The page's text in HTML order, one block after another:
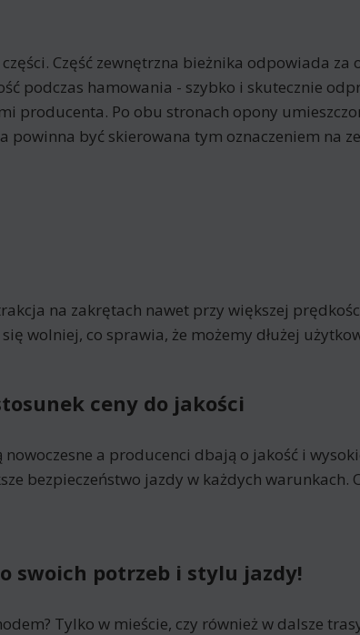
Część zewnętrzna bieżnika odpowiada
podczas hamowania - szybko i skutecznie
producenta. Po obu stronach opony
powinna być skierowana tym oznaczeniem na
na zakrętach nawet przy większej
wolniej, co sprawia, że możemy dłużej
ceny do jakości
a producenci dbają o jakość i
bezpieczeństwo jazdy w każdych
swoich potrzeb i stylu jazdy!
Tylko w mieście, czy również w dalsze